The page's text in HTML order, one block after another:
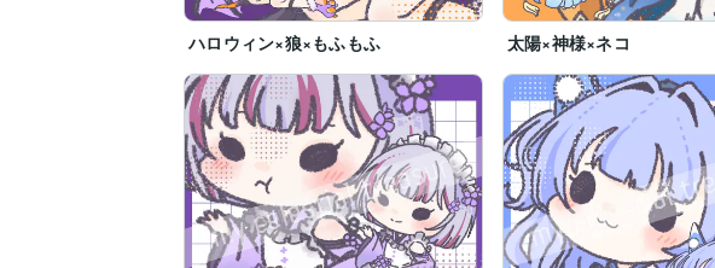
ハロウィン×狼×もふもふ 太陽×神様×ネコ